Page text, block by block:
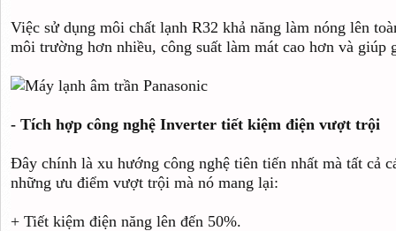
Việc sử dụng môi chất lạnh R32 khả năng làm nóng lên
môi trường hơn nhiều, công suất làm mát cao hơn và giúp
- Tích hợp công nghệ Inverter tiết kiệm điện vượt trội
Đây chính là xu hướng công nghệ tiên tiến nhất mà tất cả
những ưu điểm vượt trội mà nó mang lại:
+ Tiết kiệm điện năng lên đến 50%.